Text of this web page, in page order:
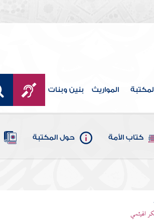
المواريث بنين وبنات
كتاب الأمة حول المكتبة
الهيثمي